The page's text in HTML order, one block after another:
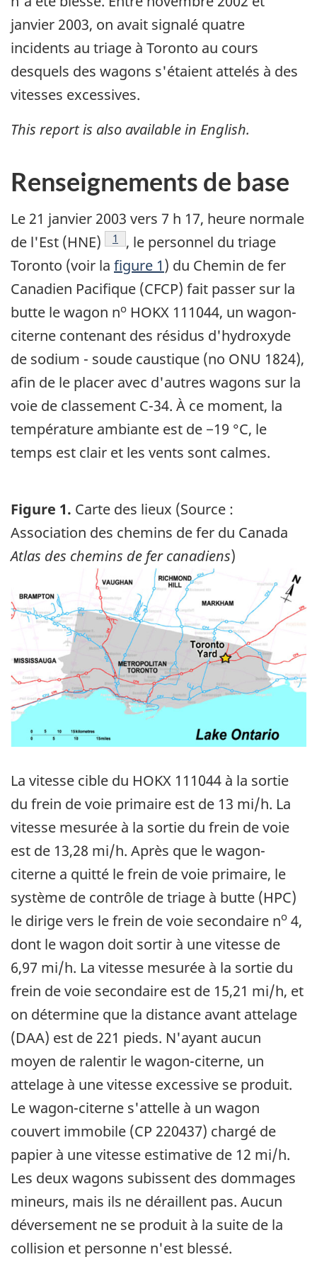
janvier 2003, on avait signalé quatre
incidents au triage à Toronto au cours
desquels des wagons s'étaient attelés à des
vitesses excessives.
This report is also available in English.
Renseignements de base
Le 21 janvier 2003 vers 7 h 17, heure normale
de l'Est (HNE)
Note de bas de page
1
, le personnel du triage
Toronto (voir la figure 1) du Chemin de fer
Canadien Pacifique (CFCP) fait passer sur la
butte le wagon no HOKX 111044, un wagon-
citerne contenant des résidus d'hydroxyde
de sodium - soude caustique (no ONU 1824),
afin de le placer avec d'autres wagons sur la
voie de classement C-34. À ce moment, la
température ambiante est de −19 °C, le
temps est clair et les vents sont calmes.
Figure 1. Carte des lieux (Source :
Association des chemins de fer du Canada
Atlas des chemins de fer canadiens)
La vitesse cible du HOKX 111044 à la sortie
du frein de voie primaire est de 13 mi/h. La
vitesse mesurée à la sortie du frein de voie
est de 13,28 mi/h. Après que le wagon-
citerne a quitté le frein de voie primaire, le
système de contrôle de triage à butte (HPC)
le dirige vers le frein de voie secondaire no 4,
dont le wagon doit sortir à une vitesse de
6,97 mi/h. La vitesse mesurée à la sortie du
frein de voie secondaire est de 15,21 mi/h, et
on détermine que la distance avant attelage
(DAA) est de 221 pieds. N'ayant aucun
moyen de ralentir le wagon-citerne, un
attelage à une vitesse excessive se produit.
Le wagon-citerne s'attelle à un wagon
couvert immobile (CP 220437) chargé de
papier à une vitesse estimative de 12 mi/h.
Les deux wagons subissent des dommages
mineurs, mais ils ne déraillent pas. Aucun
déversement ne se produit à la suite de la
collision et personne n'est blessé.